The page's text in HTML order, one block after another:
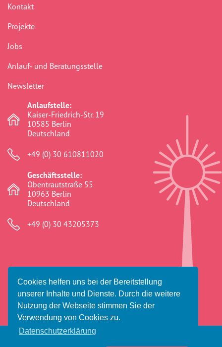
Cookies helfen uns bei der Bereitstellung
unserer Inhalte und Dienste. Durch die weitere
Nutzung der Webseite stimmen Sie der
Verwendung von Cookies zu.
Datenschutzerklärung
Kontakt
Projekte
Jobs
Anlauf- und Beratungsstelle
Newsletter
Anlaufstelle:
Kaiser-Friedrich-Str. 19
10585 Berlin
Deutschland
+49 (0) 30 610811020
Geschäftsstelle:
Obentrautstraße 55
10963 Berlin
Deutschland
+49 (0) 30 43205373
© 2026 Amaro Foro e.V.
Impressum
Datenschutz Haftungsausschluss